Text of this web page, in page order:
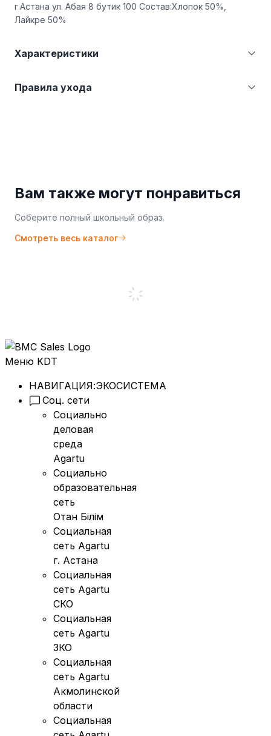
г.Астана ул. Абая 8 бутик 100 Состав:Хлопок 50%,
Лайкре 50%
Характеристики
Категория
Жилетки
Правила ухода
Вам также могут понравиться
Соберите полный школьный образ.
Смотреть весь каталог
Меню KDT
НАВИГАЦИЯ:ЭКОСИСТЕМА
Соц. сети
Социально
деловая
среда
Agartu
Социально
образовательная
сеть
Отан Бiлiм
Социальная
сеть Agartu
г. Астана
Социальная
сеть Agartu
СКО
Социальная
сеть Agartu
ЗКО
Социальная
сеть Agartu
Акмолинской
области
Социальная